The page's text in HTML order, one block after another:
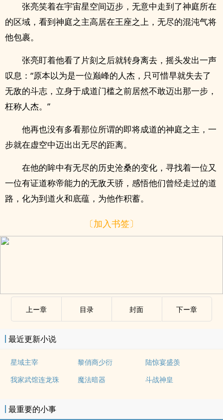
张亮笑着在宇宙星空间迈步，无意中走到了神庭所在
的区域，看到神庭之主高居在王座之上，无尽的混沌气将
他包裹。
张亮盯着他看了片刻之后就转身离去，摇头发出一声
叹息：“原本以为是一位巅峰的人杰，只可惜早就失去了
无敌的斗志，立身于成道门槛之前居然不敢迈出那一步，
枉称人杰。”
他再也没有多看那位所谓的即将成道的神庭之主，一
步就在虚空中迈出出无尽的距离。
在他的眸中有无尽的历史沧桑的变化，寻找着一位又
一位有证道称帝能力的无敌天骄，感悟他们曾经走过的道
路，化为到道火和底蕴，为他作积蓄。
〔加入书签〕
上ー章 目录 封面 下ー章
最近更新小说
星域主宰 黎俏商少衍
陆惊宴盛羡
我家武馆连龙珠
魔法暗器 斗战神皇
最重要的小事